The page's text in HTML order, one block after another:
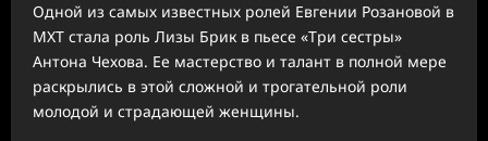
Одной из самых известных ролей Евгении Розановой в
МХТ стала роль Лизы Брик в пьесе «Три сестры»
Антона Чехова. Ее мастерство и талант в полной мере
раскрылись в этой сложной и трогательной роли
молодой и страдающей женщины.